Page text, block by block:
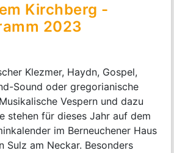
Kirchberg -
2023
Klezmer, Haydn, Gospel,
Sound oder gregorianische
Vespern und dazu
stehen für dieses Jahr auf dem
im Berneuchener Haus
Sulz am Neckar. Besonders